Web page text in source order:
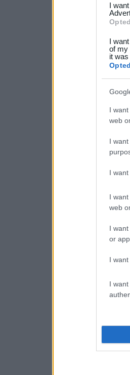
not
grant
your
I
I
of my
it
I
web
I
I
I
web
I
or app.
I
I